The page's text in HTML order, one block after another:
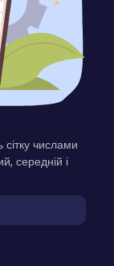
числами
середній і